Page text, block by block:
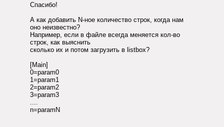
Спасибо!
А как добавить N-ное количество строк, когда нам
оно неизвестно?
Например, если в файле всегда меняется кол-во
строк, как выяснить
сколько их и потом загрузить в listbox?
[Main]
0=param0
1=param1
2=param2
3=param3
....
n=paramN